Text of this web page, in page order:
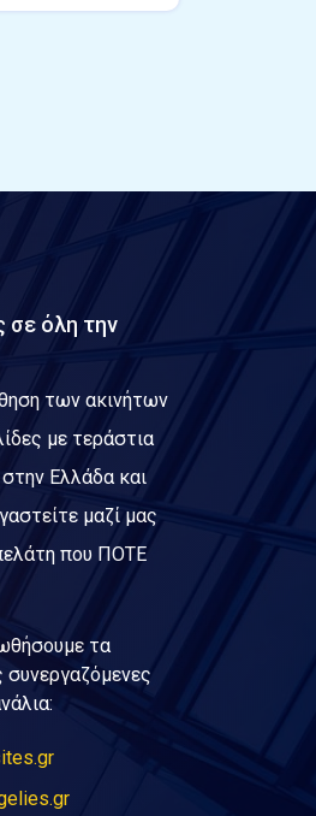
σε όλη την
των ακινήτων
με τεράστια
Ελλάδα και
μαζί μας
που ΠΟΤΕ
τα
συνεργαζόμενες